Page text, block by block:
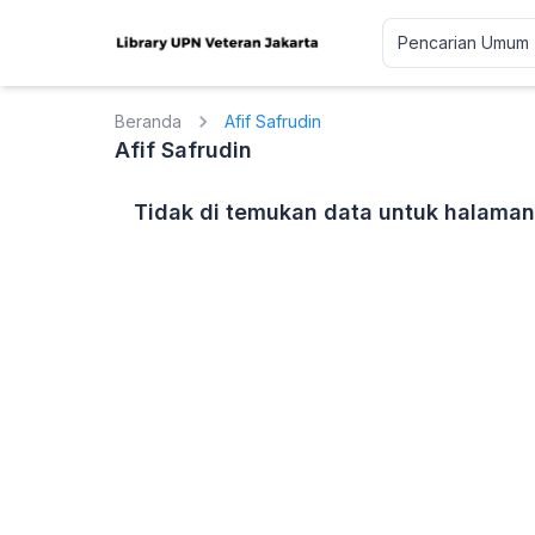
Beranda Afif Safrudin
Afif Safrudin
Tidak di temukan data untuk